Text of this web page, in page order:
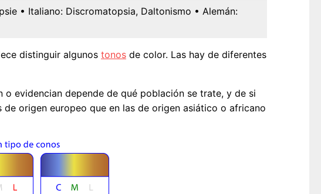
• Italiano: Discromatopsia, Daltonismo • Alemán:
distinguir algunos tonos de color. Las hay de diferentes
evidencian depende de qué población se trate, y de si
origen europeo que en las de origen asiático o africano